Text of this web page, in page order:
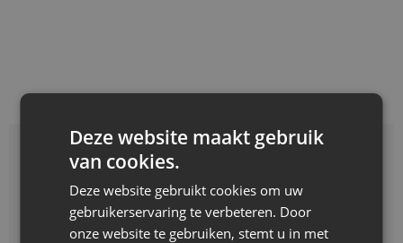
Waarmee kan ik je
helpen?
Deze website maakt gebruik
van cookies.
Deze website gebruikt cookies om uw
gebruikerservaring te verbeteren. Door
onze website te gebruiken, stemt u in met